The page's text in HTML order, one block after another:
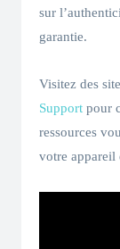
sur
garantie.
Visitez des
Support pour
ressources
votre appareil